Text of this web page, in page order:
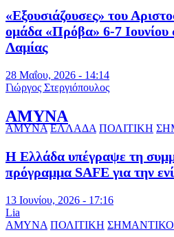
«Εξουσιάζουσες» του
ομάδα «Πρόβα» 6-7
Λαμίας
28 Μαΐου, 2026 - 14:14
Γιώργος Στεργιόπουλος
ΑΜΥΝΑ
ΑΜΥΝΑ ΕΛΛΑΔΑ ΠΟΛΙΤΙΚΗ
Η Ελλάδα υπέγραψε τη
πρόγραμμα SAFE για την
13 Ιουνίου, 2026 - 17:16
Lia
ΑΜΥΝΑ ΠΟΛΙΤΙΚΗ ΣΗΜΑΝΤΙΚΟ